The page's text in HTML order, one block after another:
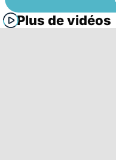
Plus de vidéos